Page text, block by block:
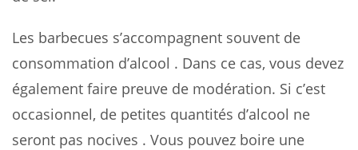
Les barbecues s’accompagnent souvent de
consommation d’alcool . Dans ce cas, vous devez
également faire preuve de modération. Si c’est
occasionnel, de petites quantités d’alcool ne
seront pas nocives . Vous pouvez boire une